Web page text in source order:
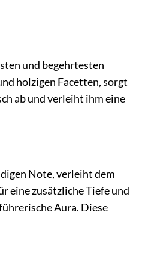
und begehrtesten
holzigen Facetten, sorgt
ab und verleiht ihm eine
Note, verleiht dem
eine zusätzliche Tiefe und
Aura. Diese